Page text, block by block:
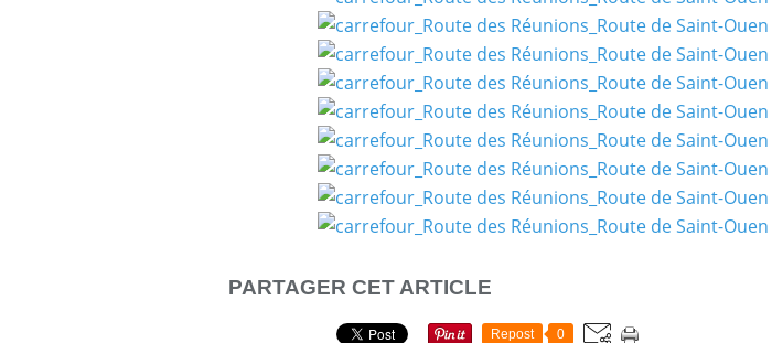
PARTAGER CET ARTICLE
Repost 0